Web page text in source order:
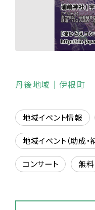
丹後地域 ｜伊根町
地域イベント情報
地域イベント（助成・
コンサート 無料